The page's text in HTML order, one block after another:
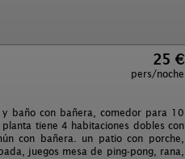
25 €
pers/noche
baño con bañera, comedor para 10
tiene 4 habitaciones dobles con
con bañera. un patio con porche,
juegos mesa de ping-pong, rana,